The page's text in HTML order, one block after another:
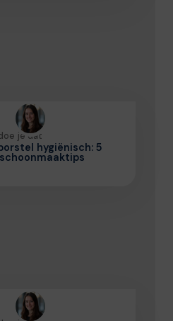
je dat
hygiënisch: 5